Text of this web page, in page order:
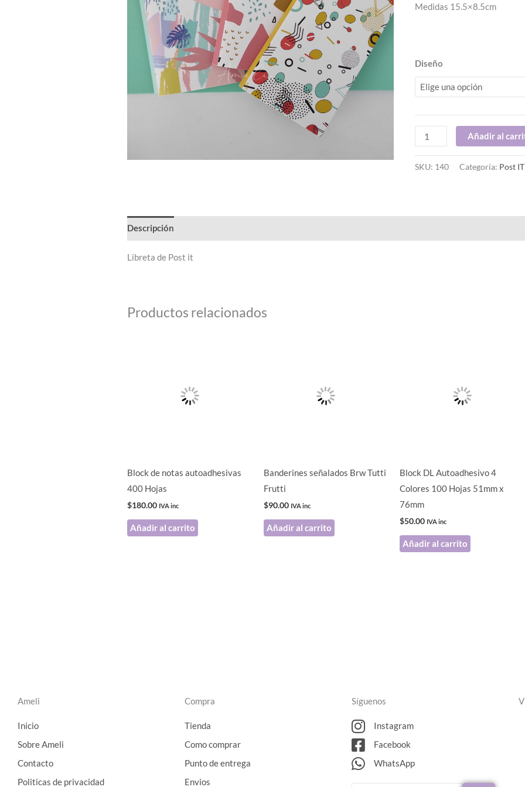
Medidas 15.5×8.5cm
Diseño
Añadir al
SKU: 140 Categoría: Post IT
Descripción
Libreta de Post it
Productos relacionados
Block de notas autoadhesivas
400 Hojas
$180.00 IVA inc
Añadir al carrito
Banderines señalados Brw Tutti
Frutti
$90.00 IVA inc
Añadir al carrito
Block DL Autoadhesivo 4
Colores 100 Hojas 51mm x
76mm
$50.00 IVA inc
Añadir al carrito
Ameli
Inicio
Sobre Ameli
Contacto
Politicas de privacidad
Compra
Tienda
Como comprar
Punto de entrega
Envios
Síguenos
Instagram
Facebook
WhatsApp